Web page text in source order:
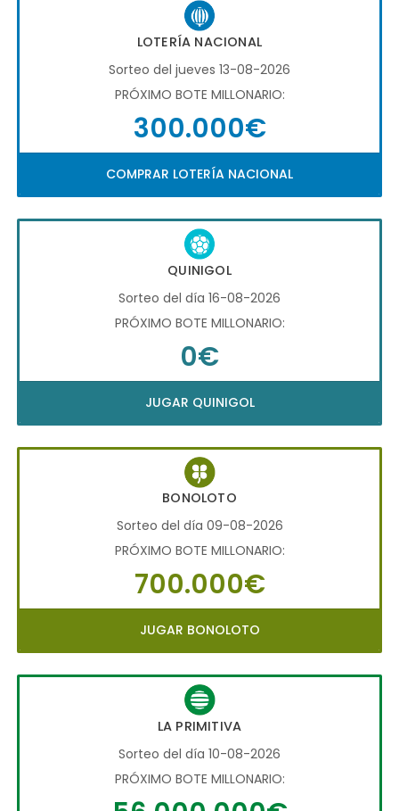
LOTERÍA NACIONAL
Sorteo del jueves 13-08-2026
PRÓXIMO BOTE MILLONARIO:
300.000€
COMPRAR LOTERÍA NACIONAL
QUINIGOL
Sorteo del día 16-08-2026
PRÓXIMO BOTE MILLONARIO:
0€
JUGAR QUINIGOL
BONOLOTO
Sorteo del día 09-08-2026
PRÓXIMO BOTE MILLONARIO:
700.000€
JUGAR BONOLOTO
LA PRIMITIVA
Sorteo del día 10-08-2026
PRÓXIMO BOTE MILLONARIO: